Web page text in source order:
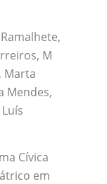
M
Marta
Mendes,
Cívica
em